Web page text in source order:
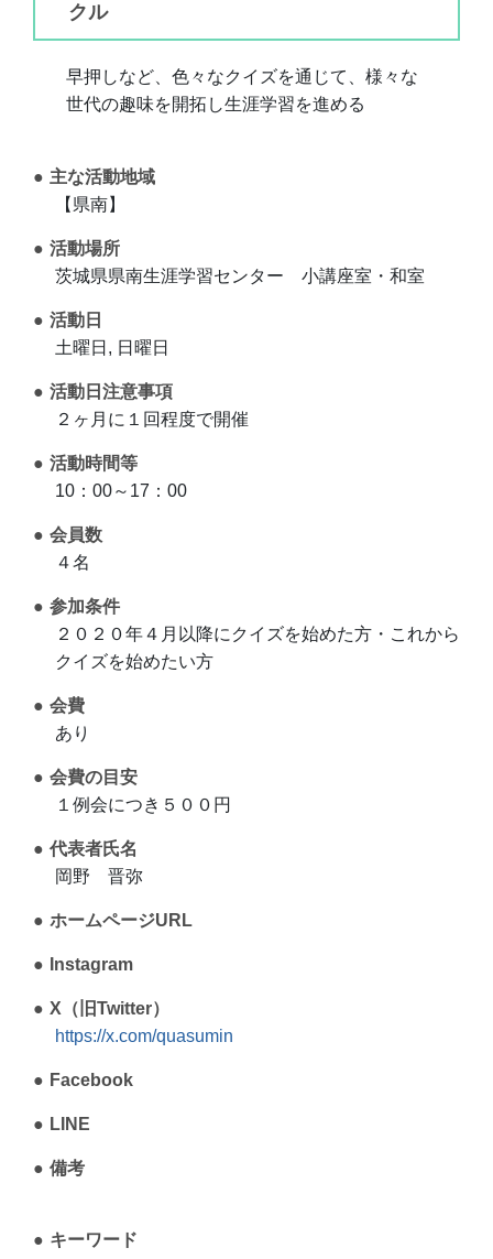
クル
早押しなど、色々なクイズを通じて、様々な
世代の趣味を開拓し生涯学習を進める
主な活動地域
【県南】
活動場所
茨城県県南生涯学習センター 小講座室・和室
活動日
土曜日, 日曜日
活動日注意事項
２ヶ月に１回程度で開催
活動時間等
10：00～17：00
会員数
４名
参加条件
２０２０年４月以降にクイズを始めた方・これから
クイズを始めたい方
会費
あり
会費の目安
１例会につき５００円
代表者氏名
岡野 晋弥
ホームページURL
Instagram
X（旧Twitter）
https://x.com/quasumin
Facebook
LINE
備考
キーワード